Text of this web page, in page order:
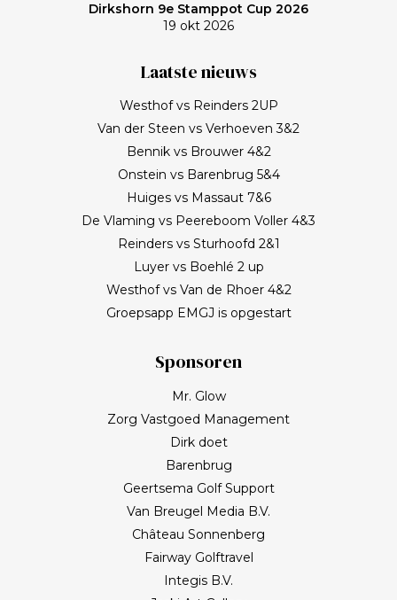
Dirkshorn 9e Stamppot Cup 2026
19 okt 2026
Laatste nieuws
Westhof vs Reinders 2UP
Van der Steen vs Verhoeven 3&2
Bennik vs Brouwer 4&2
Onstein vs Barenbrug 5&4
Huiges vs Massaut 7&6
De Vlaming vs Peereboom Voller 4&3
Reinders vs Sturhoofd 2&1
Luyer vs Boehlé 2 up
Westhof vs Van de Rhoer 4&2
Groepsapp EMGJ is opgestart
Sponsoren
Mr. Glow
Zorg Vastgoed Management
Dirk doet
Barenbrug
Geertsema Golf Support
Van Breugel Media B.V.
Château Sonnenberg
Fairway Golftravel
Integis B.V.